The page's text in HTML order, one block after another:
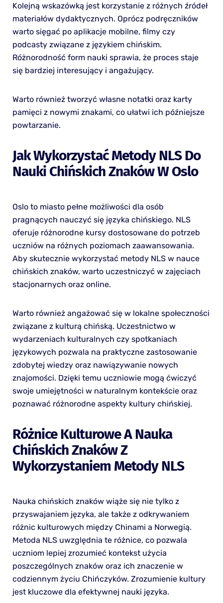
Kolejną wskazówką jest korzystanie z różnych źródeł
materiałów dydaktycznych. Oprócz podręczników
warto sięgać po aplikacje mobilne, filmy czy
podcasty związane z językiem chińskim.
Różnorodność form nauki sprawia, że proces staje
się bardziej interesujący i angażujący.
Warto również tworzyć własne notatki oraz karty
pamięci z nowymi znakami, co ułatwi ich późniejsze
powtarzanie.
Jak Wykorzystać Metody NLS Do
Nauki Chińskich Znaków W Oslo
Oslo to miasto pełne możliwości dla osób
pragnących nauczyć się języka chińskiego. NLS
oferuje różnorodne kursy dostosowane do potrzeb
uczniów na różnych poziomach zaawansowania.
Aby skutecznie wykorzystać metody NLS w nauce
chińskich znaków, warto uczestniczyć w zajęciach
stacjonarnych oraz online.
Warto również angażować się w lokalne społeczności
związane z kulturą chińską. Uczestnictwo w
wydarzeniach kulturalnych czy spotkaniach
językowych pozwala na praktyczne zastosowanie
zdobytej wiedzy oraz nawiązywanie nowych
znajomości. Dzięki temu uczniowie mogą ćwiczyć
swoje umiejętności w naturalnym kontekście oraz
poznawać różnorodne aspekty kultury chińskiej.
Różnice Kulturowe A Nauka
Chińskich Znaków Z
Wykorzystaniem Metody NLS
Nauka chińskich znaków wiąże się nie tylko z
przyswajaniem języka, ale także z odkrywaniem
różnic kulturowych między Chinami a Norwegią.
Metoda NLS uwzględnia te różnice, co pozwala
uczniom lepiej zrozumieć kontekst użycia
poszczególnych znaków oraz ich znaczenie w
codziennym życiu Chińczyków. Zrozumienie kultury
jest kluczowe dla efektywnej nauki języka.